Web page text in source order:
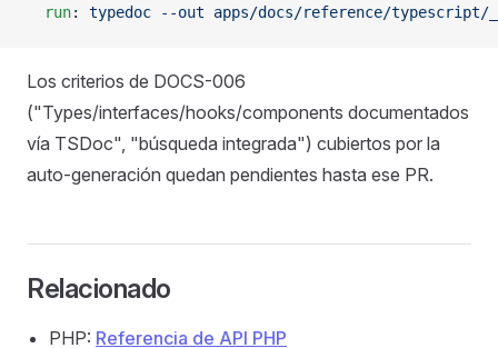
  run
: typedoc --out apps/docs/reference/typescript/
Los criterios de DOCS-006
("Types/interfaces/hooks/components documentados
vía TSDoc", "búsqueda integrada") cubiertos por la
auto-generación quedan pendientes hasta ese PR.
Relacionado
PHP: Referencia de API PHP